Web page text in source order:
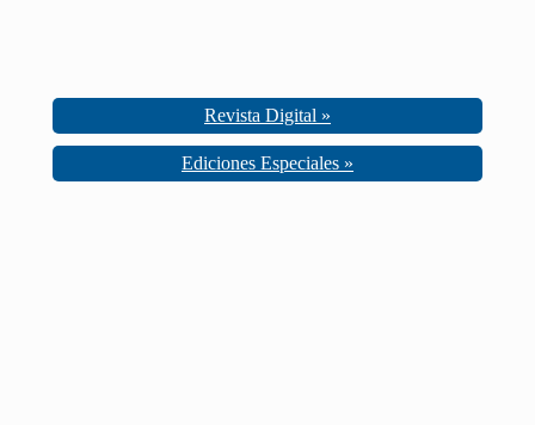
Revista Digital »
Ediciones Especiales »